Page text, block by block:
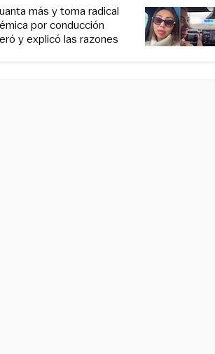
más y toma radical
por conducción
y explicó las razones